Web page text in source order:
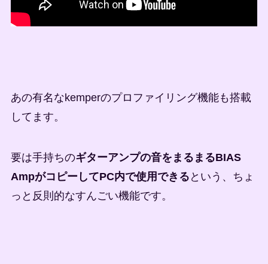
あの有名なkemperのプロファイリング機能も搭載
してます。
要は手持ちのギターアンプの音をまるまるBIAS
AmpがコピーしてPC内で使用できる という、ちょ
っと反則的なすんごい機能です。